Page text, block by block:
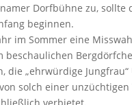
Dorfbühne zu,
beginnen.
im Sommer eine
beschaulichen
„ehrwürdige
solch einer